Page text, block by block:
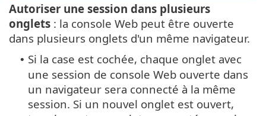
Autoriser une session dans plusieurs
onglets : la console Web peut être ouverte
dans plusieurs onglets d'un même navigateur.
• Si la case est cochée, chaque onglet avec
une session de console Web ouverte dans
un navigateur sera connecté à la même
session. Si un nouvel onglet est ouvert,